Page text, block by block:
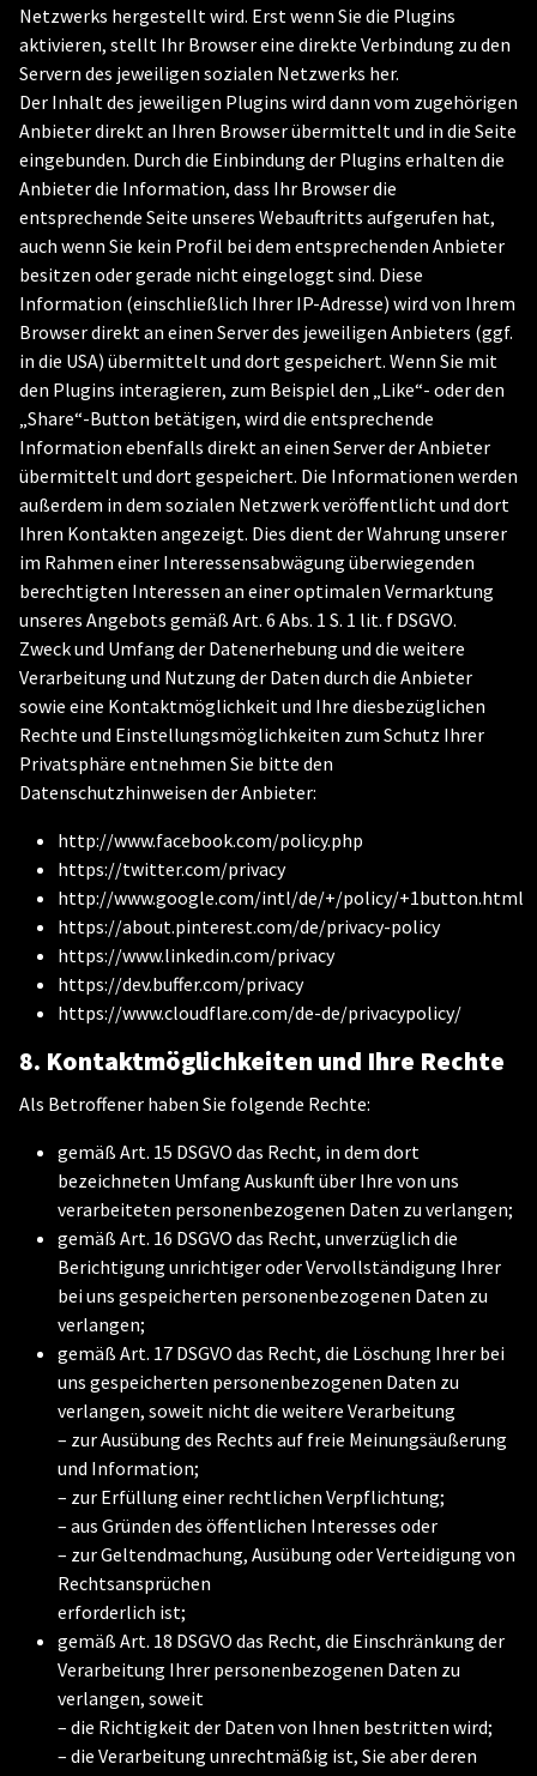
Netzwerks hergestellt wird. Erst wenn Sie die Plugins
aktivieren, stellt Ihr Browser eine direkte Verbindung zu den
Servern des jeweiligen sozialen Netzwerks her.
Der Inhalt des jeweiligen Plugins wird dann vom zugehörigen
Anbieter direkt an Ihren Browser übermittelt und in die Seite
eingebunden. Durch die Einbindung der Plugins erhalten die
Anbieter die Information, dass Ihr Browser die
entsprechende Seite unseres Webauftritts aufgerufen hat,
auch wenn Sie kein Profil bei dem entsprechenden Anbieter
besitzen oder gerade nicht eingeloggt sind. Diese
Information (einschließlich Ihrer IP-Adresse) wird von Ihrem
Browser direkt an einen Server des jeweiligen Anbieters (ggf.
in die USA) übermittelt und dort gespeichert. Wenn Sie mit
den Plugins interagieren, zum Beispiel den „Like“- oder den
„Share“-Button betätigen, wird die entsprechende
Information ebenfalls direkt an einen Server der Anbieter
übermittelt und dort gespeichert. Die Informationen werden
außerdem in dem sozialen Netzwerk veröffentlicht und dort
Ihren Kontakten angezeigt. Dies dient der Wahrung unserer
im Rahmen einer Interessensabwägung überwiegenden
berechtigten Interessen an einer optimalen Vermarktung
unseres Angebots gemäß Art. 6 Abs. 1 S. 1 lit. f DSGVO.
Zweck und Umfang der Datenerhebung und die weitere
Verarbeitung und Nutzung der Daten durch die Anbieter
sowie eine Kontaktmöglichkeit und Ihre diesbezüglichen
Rechte und Einstellungsmöglichkeiten zum Schutz Ihrer
Privatsphäre entnehmen Sie bitte den
Datenschutzhinweisen der Anbieter:
http://www.facebook.com/policy.php
https://twitter.com/privacy
http://www.google.com/intl/de/+/policy/+1button.html
https://about.pinterest.com/de/privacy-policy
https://www.linkedin.com/privacy
https://dev.buffer.com/privacy
https://www.cloudflare.com/de-de/privacypolicy/
8. Kontaktmöglichkeiten und Ihre Rechte
Als Betroffener haben Sie folgende Rechte:
gemäß Art. 15 DSGVO das Recht, in dem dort
bezeichneten Umfang Auskunft über Ihre von uns
verarbeiteten personenbezogenen Daten zu verlangen;
gemäß Art. 16 DSGVO das Recht, unverzüglich die
Berichtigung unrichtiger oder Vervollständigung Ihrer
bei uns gespeicherten personenbezogenen Daten zu
verlangen;
gemäß Art. 17 DSGVO das Recht, die Löschung Ihrer bei
uns gespeicherten personenbezogenen Daten zu
verlangen, soweit nicht die weitere Verarbeitung
– zur Ausübung des Rechts auf freie Meinungsäußerung
und Information;
– zur Erfüllung einer rechtlichen Verpflichtung;
– aus Gründen des öffentlichen Interesses oder
– zur Geltendmachung, Ausübung oder Verteidigung von
Rechtsansprüchen
erforderlich ist;
gemäß Art. 18 DSGVO das Recht, die Einschränkung der
Verarbeitung Ihrer personenbezogenen Daten zu
verlangen, soweit
– die Richtigkeit der Daten von Ihnen bestritten wird;
– die Verarbeitung unrechtmäßig ist, Sie aber deren